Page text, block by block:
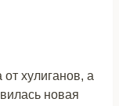
хулиганов, а
новая